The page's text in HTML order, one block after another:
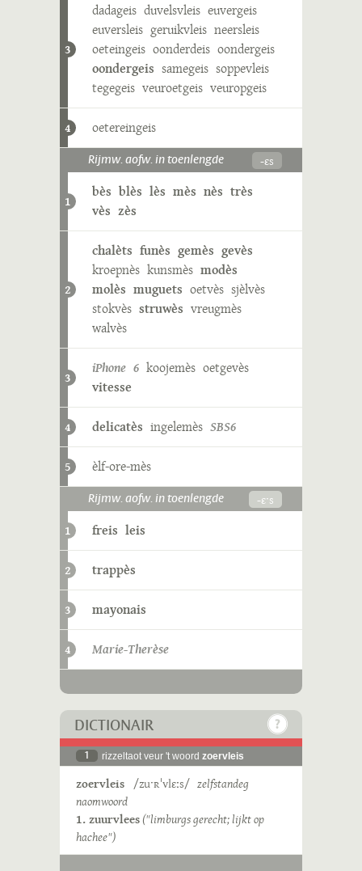
3
dadageis duvelsvleis euvergeis
euversleis geruikvleis neersleis
oeteingeis oonderdeis oondergeis
oondergeis samegeis soppevleis
tegegeis veuroetgeis veuropgeis
4 oetereingeis
Rijmw. aofw. in toenlengde -ɛs
1
bès blès lès mès nès très
vès zès
2
chalèts funès gemès gevès
kroepnès kunsmès modès
molès muguets oetvès sjèlvès
stokvès struwès vreugmès
walvès
3
iPhone 6 koojemès oetgevès
vitesse
4 delicatès ingelemès SBS6
5 èlf-ore-mès
Rijmw. aofw. in toenlengde -ɛˑs
1 freis leis
2 trappès
3 mayonais
4 Marie-Therèse
DICTIONAIR
1 rizzeltaot veur 't woord zoervleis
zoervleis /zuˑʀˈvlɛːs/ zelfstandeg
naomwoord
1. zuurvlees("limburgs gerecht; lijkt op
hachee")